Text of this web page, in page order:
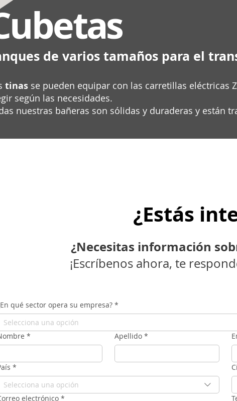
de varios tamaños para el
tinas se pueden equipar con las carretillas eléctricas
según las necesidades.
nuestras bañeras son sólidas y duraderas y están
¿Estás
¿Necesitas información
¡Escríbenos ahora, te
qué sector opera su empresa? *
Selecciona una opción
* Apellido *
*
Selecciona una opción
electrónico *